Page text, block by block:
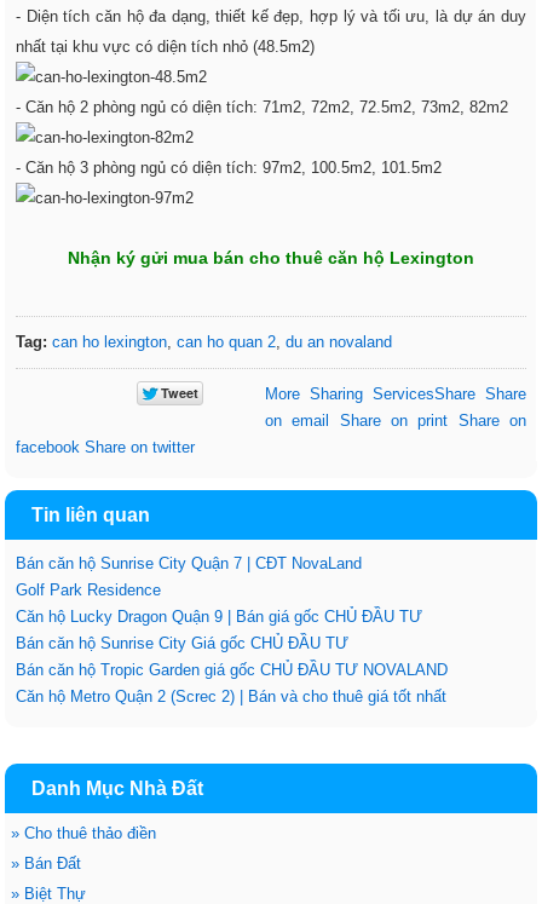
- Diện tích căn hộ đa dạng, thiết kế đẹp, hợp lý và tối ưu, là dự án duy
nhất tại khu vực có diện tích nhỏ (48.5m2)
- Căn hộ 2 phòng ngủ có diện tích: 71m2, 72m2, 72.5m2, 73m2, 82m2
- Căn hộ 3 phòng ngủ có diện tích: 97m2, 100.5m2, 101.5m2
Nhận ký gửi mua bán cho thuê căn hộ Lexington
Tag: can ho lexington ,can ho quan 2 ,du an novaland
More Sharing ServicesShare Share
on email
Share on print Share on
facebook Share on twitter
Tin liên quan
Bán căn hộ Sunrise City Quận 7 | CĐT NovaLand
Golf Park Residence
Căn hộ Lucky Dragon Quận 9 | Bán giá gốc CHỦ ĐẦU TƯ
Bán căn hộ Sunrise City Giá gốc CHỦ ĐẦU TƯ
Bán căn hộ Tropic Garden giá gốc CHỦ ĐẦU TƯ NOVALAND
Căn hộ Metro Quận 2 (Screc 2) | Bán và cho thuê giá tốt nhất
Danh Mục Nhà Đất
» Cho thuê thảo điền
» Bán Đất
» Biệt Thự